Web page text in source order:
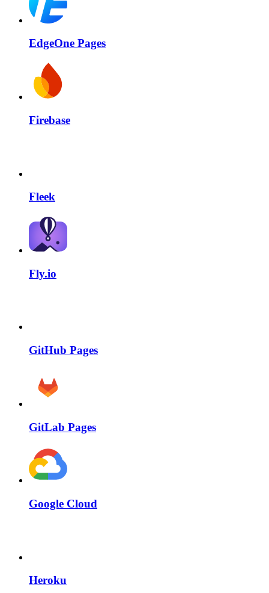
EdgeOne Pages
Firebase
Fleek
Fly.io
GitHub Pages
GitLab Pages
Google Cloud
Heroku